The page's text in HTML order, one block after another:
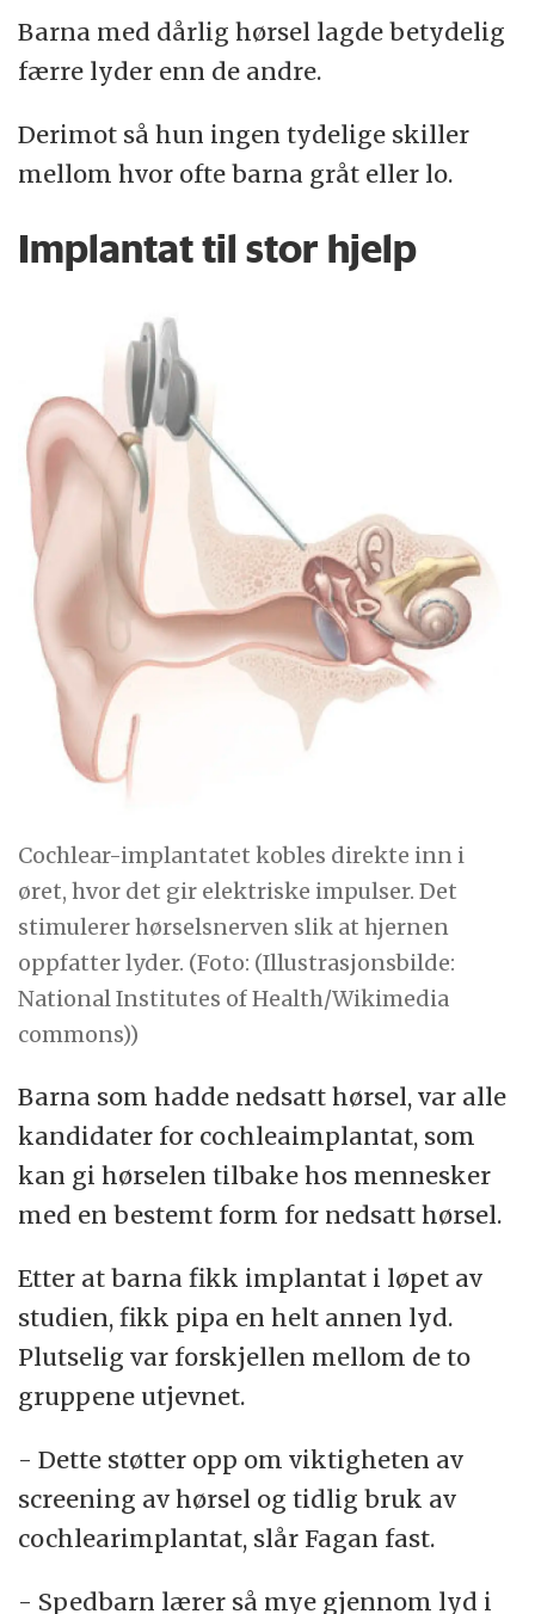
Barna med dårlig hørsel lagde betydelig
færre lyder enn de andre.
Derimot så hun ingen tydelige skiller
mellom hvor ofte barna gråt eller lo.
Implantat til stor hjelp
Cochlear-implantatet kobles direkte inn i
øret, hvor det gir elektriske impulser. Det
stimulerer hørselsnerven slik at hjernen
oppfatter lyder. (Foto: (Illustrasjonsbilde:
National Institutes of Health/Wikimedia
commons))
Barna som hadde nedsatt hørsel, var alle
kandidater for cochleaimplantat, som
kan gi hørselen tilbake hos mennesker
med en bestemt form for nedsatt hørsel.
Etter at barna fikk implantat i løpet av
studien, fikk pipa en helt annen lyd.
Plutselig var forskjellen mellom de to
gruppene utjevnet.
- Dette støtter opp om viktigheten av
screening av hørsel og tidlig bruk av
cochlearimplantat, slår Fagan fast.
- Spedbarn lærer så mye gjennom lyd i